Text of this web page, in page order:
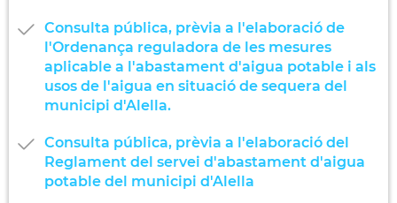
Consulta pública, prèvia a l'elaboració de
l'Ordenança reguladora de les mesures
aplicable a l'abastament d'aigua potable i als
usos de l'aigua en situació de sequera del
municipi d'Alella.
Consulta pública, prèvia a l'elaboració del
Reglament del servei d'abastament d'aigua
potable del municipi d'Alella